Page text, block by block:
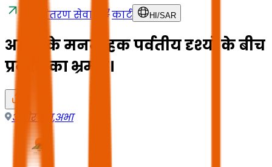
स्थानांतरण सेवाएं कार्ट HI /SAR
असीर के मनमोहक पर्वतीय दृश्यों के बीच
प्रकृति का भ्रमण।
असीर क्षेत्र,अभा